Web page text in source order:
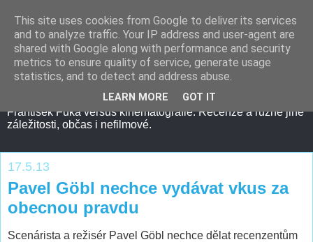
František Fuka versus kinematografie. Recenze a různé jiné
záležitosti, občas i nefilmové.
17.5.13
Pavel Göbl nechce vydávat vkus za
obecnou pravdu
Scenárista a režisér Pavel Göbl nechce dělat recenzentům
This site uses cookies from Google to deliver its services
and to analyze traffic. Your IP address and user-agent are
shared with Google along with performance and security
metrics to ensure quality of service, generate usage
statistics, and to detect and address abuse.
LEARN MORE GOT IT